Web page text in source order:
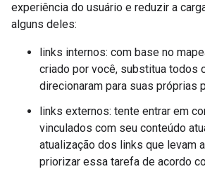
experiência do usuário e reduzir a
alguns deles:
links internos: com base no
criado por você, substitua todos
direcionaram para suas próprias
links externos: tente entrar em
vinculados com seu conteúdo
atualização dos links que levam
priorizar essa tarefa de acordo